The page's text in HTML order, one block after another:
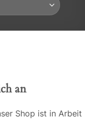
an
Shop ist in Arbeit